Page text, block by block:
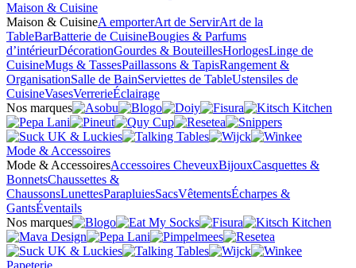
Maison & Cuisine
Maison & CuisineA emporterArt de ServirArt de la
TableBarBatterie de CuisineBougies & Parfums
d’intérieurDécorationGourdes & BouteillesHorlogesLinge de
CuisineMugs & TassesPaillassons & TapisRangement &
OrganisationSalle de BainServiettes de TableUstensiles de
CuisineVasesVerrerieÉclairage
Nos marques
Mode & Accessoires
Mode & AccessoiresAccessoires CheveuxBijouxCasquettes &
BonnetsChaussettes &
ChaussonsLunettesParapluiesSacsVêtementsÉcharpes &
GantsÉventails
Nos marques